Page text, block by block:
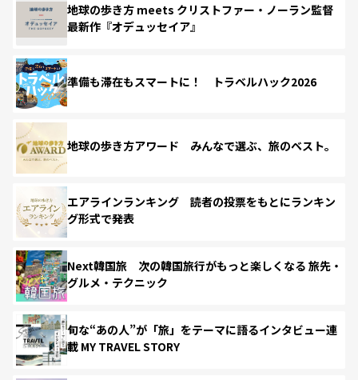
地球の歩き方 meets クリストファー・ノーラン監督
最新作『オデュッセイア』
準備も滞在もスマートに！ トラベルハック2026
地球の歩き方アワード みんなで選ぶ、旅のベスト。
エアラインランキング 読者の投票をもとにランキン
グ形式で発表
Next韓国旅 次の韓国旅行がもっと楽しくなる 旅先・
グルメ・テクニック
旬な“あの人”が「旅」をテーマに語るインタビュー連
載 MY TRAVEL STORY